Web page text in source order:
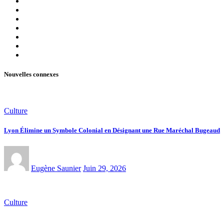
Nouvelles connexes
Culture
Lyon Élimine un Symbole Colonial en Désignant une Rue Maréchal Bugeaud
Eugène Saunier Juin 29, 2026
Culture